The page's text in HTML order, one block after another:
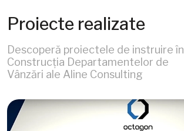
Proiecte realizate
Descoperă proiectele de instruire în
Construcția Departamentelor de
Vânzări ale Aline Consulting